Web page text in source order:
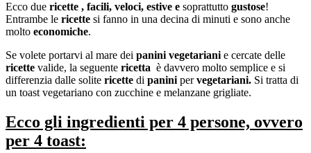
Ecco due ricette , facili, veloci, estive e soprattutto gustose!
Entrambe le ricette si fanno in una decina di minuti e sono anche
molto economiche.
Se volete portarvi al mare dei panini vegetariani e cercate delle
ricette valide, la seguente ricetta è davvero molto semplice e si
differenzia dalle solite ricette di panini pervegetariani. Si tratta di
un toast vegetariano con zucchine e melanzane grigliate.
Ecco gli ingredienti per 4 persone, ovvero
per 4 toast: